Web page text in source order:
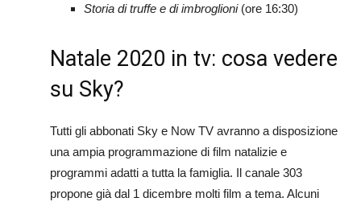
Storia di truffe e di imbroglioni(ore 16:30)
Natale 2020 in tv: cosa vedere
su Sky?
Tutti gli abbonati Sky e Now TV avranno a disposizione
una ampia programmazione di film natalizie e
programmi adatti a tutta la famiglia. Il canale 303
propone già dal 1 dicembre molti film a tema. Alcuni